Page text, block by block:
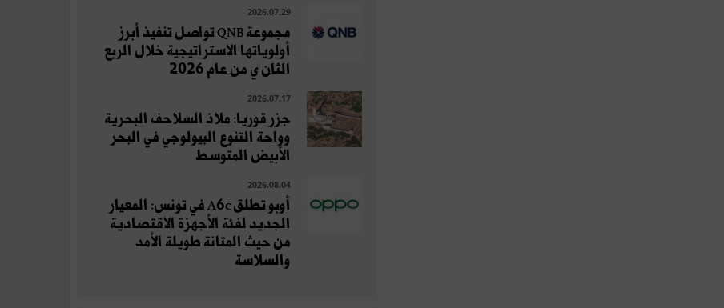
2026.07.29
مجموعة QNB تواصل تنفيذ أبرز
أولوياتها الاستراتيجية خلال الربع
الثان ي من عام 2026
2026.07.17
جزر قوريا: ملاذ السلاحف البحرية
وواحة التنوع البيولوجي في البحر
الأبيض المتوسط
2026.08.04
أوبو تطلق A6c في تونس: المعيار
الجديد لفئة الأجهزة الاقتصادية
من حيث المتانة طويلة الأمد
والسلاسة